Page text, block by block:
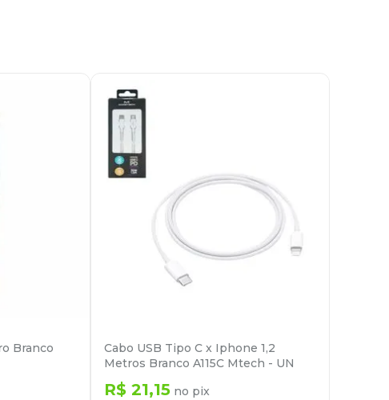
Branco
Cabo USB Tipo C x Iphone 1,2
Metros Branco A115C Mtech - UN
R$ 21,15 no pix